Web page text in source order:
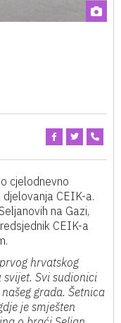
cjelodnevno
CEIK-a.
na Gazi,
CEIK-a
hrvatskog
Svi sudionici
grada. Šetnica
je smješten